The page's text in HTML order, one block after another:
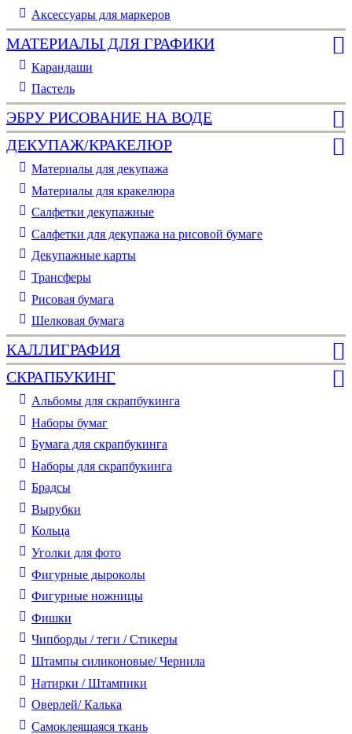
Аксессуары для маркеров
МАТЕРИАЛЫ ДЛЯ ГРАФИКИ
Карандаши
Пастель
ЭБРУ РИСОВАНИЕ НА ВОДЕ
ДЕКУПАЖ/КРАКЕЛЮР
Материалы для декупажа
Материалы для кракелюра
Cалфетки декупажные
Салфетки для декупажа на рисовой бумаге
Декупажные карты
Трансферы
Рисовая бумага
Шелковая бумага
КАЛЛИГРАФИЯ
СКРАПБУКИНГ
Альбомы для скрапбукинга
Наборы бумаг
Бумага для скрапбукинга
Наборы для скрапбукинга
Брадсы
Вырубки
Кольца
Уголки для фото
Фигурные дыроколы
Фигурные ножницы
Фишки
Чипборды / теги / Стикеры
Штампы силиконовые/ Чернила
Натирки / Штампики
Оверлей/ Калька
Самоклеящаяся ткань